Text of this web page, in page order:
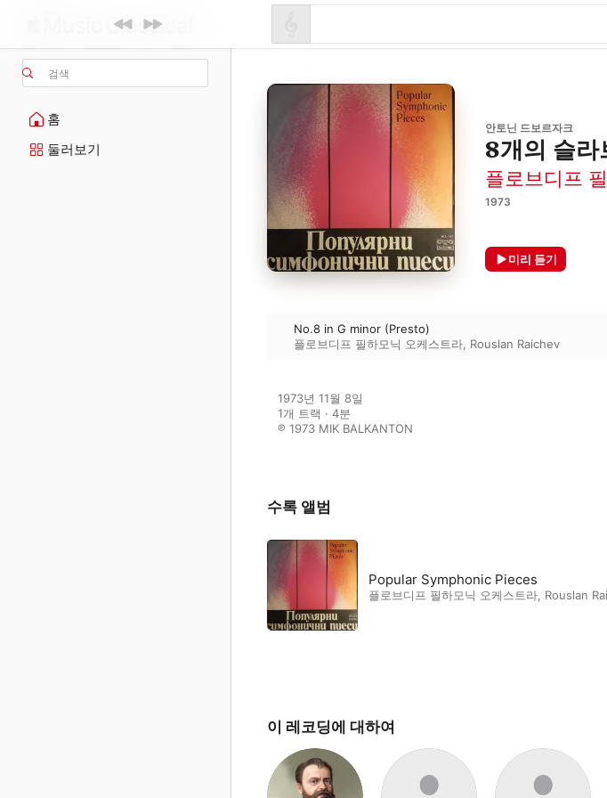
검색
홈
둘러보기
안토닌 드보르자크
8개의 슬라
플로브디프
1973
미리 듣기
No.8 in G minor (Presto)
플로브디프 필하모닉 오케스트라, Rouslan Raichev
1973년 11월 8일
1개 트랙 · 4분
℗ 1973 MIK BALKANTON
수록 앨범
Popular Symphonic Pieces
플로브디프 필하모닉 오케스트라, Rouslan
이 레코딩에 대하여